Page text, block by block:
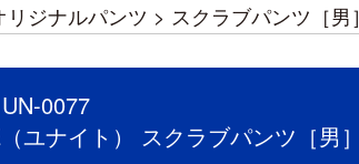
リジナルパンツ > スクラブパンツ［男］
0077
ユナイト） スクラブパンツ［男］